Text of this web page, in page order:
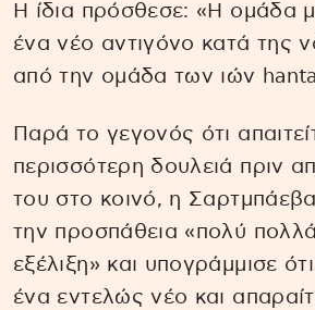
Η ίδια πρόσθεσε: «Η ομάδα
ένα νέο αντιγόνο κατά της
από την ομάδα των ιών
Παρά το γεγονός ότι
περισσότερη δουλειά πριν
του στο κοινό, η
την προσπάθεια «πολύ
εξέλιξη» και υπογράμμισε
ένα εντελώς νέο και